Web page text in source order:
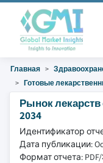
Главная
Готовые
Рынок лекарств
2034
Идентификатор
Дата публикации:
Формат отчета: